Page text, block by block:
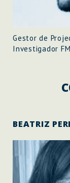
Gestor de
Investigador
BEATRIZ